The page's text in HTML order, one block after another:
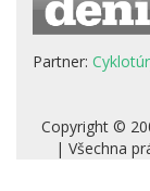
Partner:
Copyright ©
| Všechna